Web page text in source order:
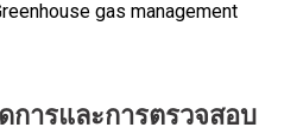
การและการตรวจสอบ